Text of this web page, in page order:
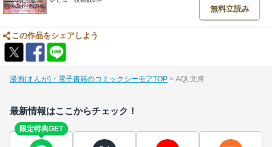
無料立読み
この作品をシェアしよう
漫画(まんが)・電子書籍のコミックシーモアTOP AQL文庫
最新情報はここからチェック！
限定特典GET